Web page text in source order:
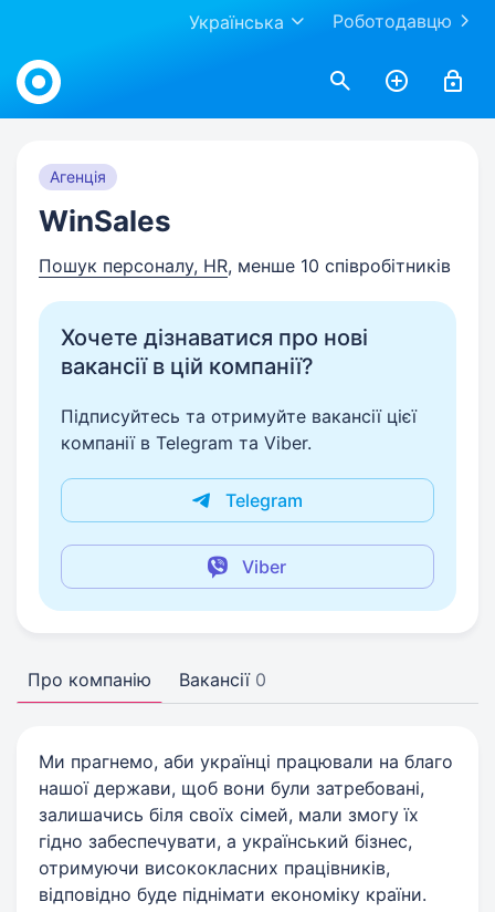
Роботодавцю
Українська
Work.ua
Агенція
WinSales
Пошук персоналу, HR, менше 10 співробітників
Хочете дізнаватися про нові
вакансії в цій компанії?
Підписуйтесь та отримуйте вакансії цієї
компанії в Telegram та Viber.
Telegram
Viber
Про компанію Вакансії 0
Ми прагнемо, аби українці працювали на благо
нашої держави, щоб вони були затребовані,
залишачись біля своїх сімей, мали змогу їх
гідно забеспечувати, а український бізнес,
отримуючи висококласних працівників,
відповідно буде піднімати економіку країни.